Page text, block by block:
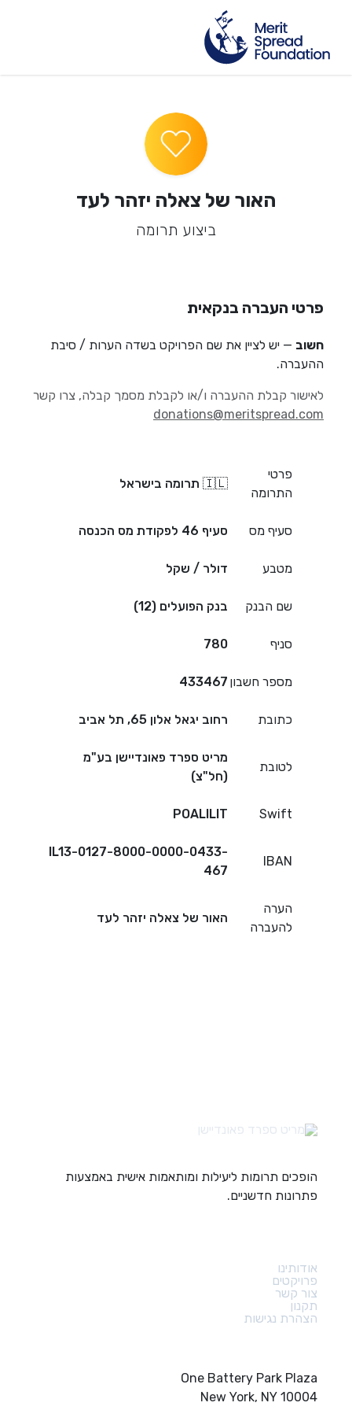
האור של צאלה יזהר לעד
ביצוע תרומה
פרטי העברה בנקאית
חשוב — יש לציין את שם הפרויקט בשדה הערות / סיבת
ההעברה.
לאישור קבלת ההעברה ו/או לקבלת מסמך קבלה, צרו קשר
donations@meritspread.com
פרטי
התרומה
🇮🇱 תרומה בישראל
סעיף מס סעיף 46 לפקודת מס הכנסה
מטבע דולר / שקל
שם הבנק בנק הפועלים (12)
סניף 780
מספר חשבון 433467
כתובת רחוב יגאל אלון 65, תל אביב
לטובת
מריט ספרד פאונדיישן בע"מ
(חל"צ)
Swift
POALILIT
IBAN
IL13-0127-8000-0000-0433-
467
הערה
להעברה
האור של צאלה יזהר לעד
הופכים תרומות ליעילות ומותאמות אישית באמצעות
פתרונות חדשניים.
אודותינו
פרויקטים
צור קשר
תקנון
הצהרת נגישות
One Battery Park Plaza
New York, NY 10004